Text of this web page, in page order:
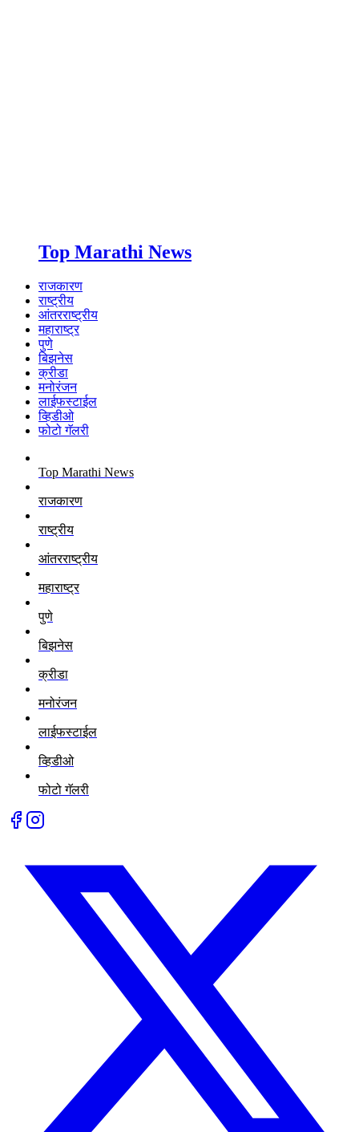
Top Marathi News
राजकारण
राष्ट्रीय
आंतरराष्ट्रीय
महाराष्ट्र
पुणे
बिझनेस
क्रीडा
मनोरंजन
लाईफस्टाईल
व्हिडीओ
फोटो गॅलरी
Top Marathi News
राजकारण
राष्ट्रीय
आंतरराष्ट्रीय
महाराष्ट्र
पुणे
बिझनेस
क्रीडा
मनोरंजन
लाईफस्टाईल
व्हिडीओ
फोटो गॅलरी